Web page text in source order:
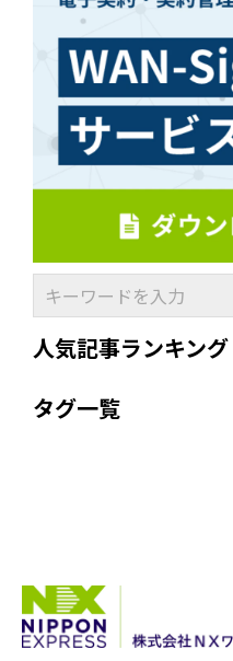
人気記事ランキング
タグ一覧